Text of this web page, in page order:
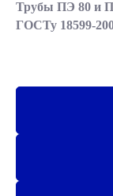
Трубы ПЭ 80 и
ГОСТу 18599-